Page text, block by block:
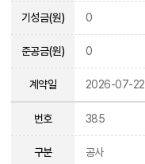
기성금(원) 0
준공금(원) 0
계약일 2026-07-22
번호 385
구분 공사